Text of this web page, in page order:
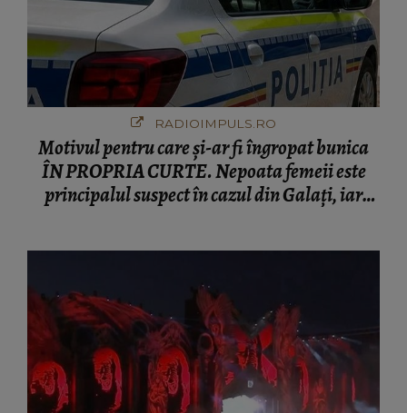
RADIOIMPULS.RO
Motivul pentru care și-ar fi îngropat bunica
ÎN PROPRIA CURTE. Nepoata femeii este
principalul suspect în cazul din Galați, iar